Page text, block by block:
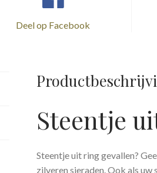
Deel op Facebook
Steentje
Steentje uit ring gevallen?
zilveren sieraden. Ook als